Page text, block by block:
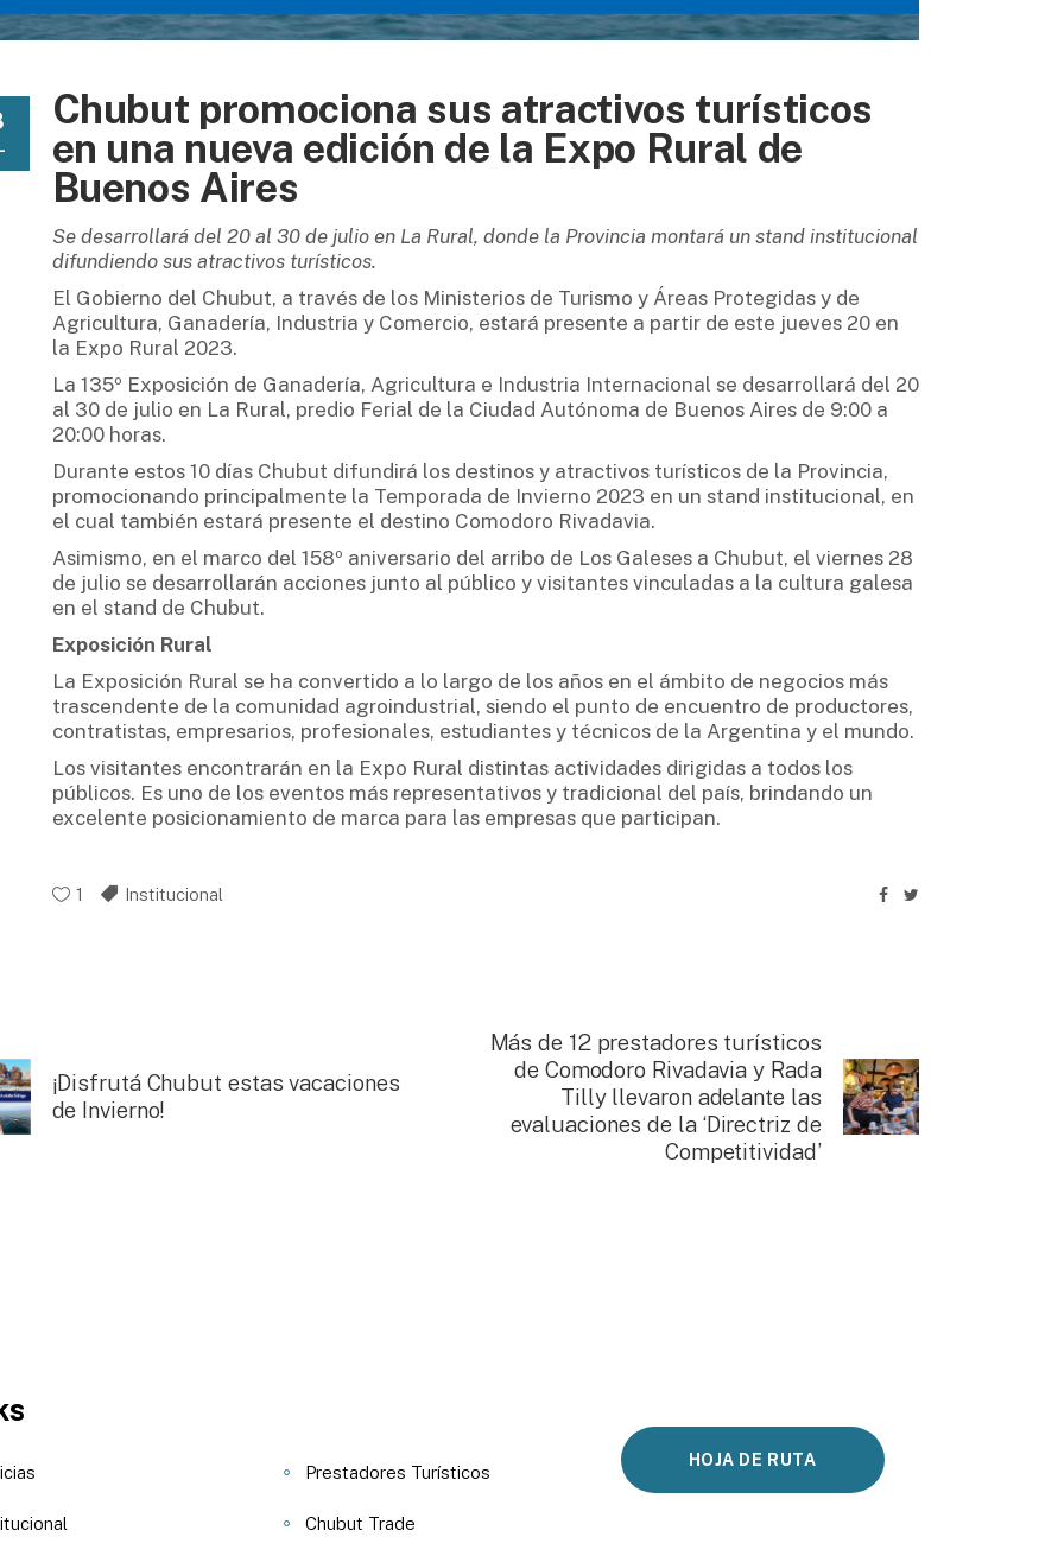
Chubut promociona sus atractivos turísticos
en una nueva edición de la Expo Rural de
Buenos Aires
Se desarrollará del 20 al 30 de julio en La Rural, donde la Provincia montará un stand institucional
difundiendo sus atractivos turísticos.
El Gobierno del Chubut, a través de los Ministerios de Turismo y Áreas Protegidas y de
Agricultura, Ganadería, Industria y Comercio, estará presente a partir de este jueves 20 en
la Expo Rural 2023.
La 135º Exposición de Ganadería, Agricultura e Industria Internacional se desarrollará del 20
al 30 de julio en La Rural, predio Ferial de la Ciudad Autónoma de Buenos Aires de 9:00 a
20:00 horas.
Durante estos 10 días Chubut difundirá los destinos y atractivos turísticos de la Provincia,
promocionando principalmente la Temporada de Invierno 2023 en un stand institucional, en
el cual también estará presente el destino Comodoro Rivadavia.
Asimismo, en el marco del 158º aniversario del arribo de Los Galeses a Chubut, el viernes 28
de julio se desarrollarán acciones junto al público y visitantes vinculadas a la cultura galesa
en el stand de Chubut.
Exposición Rural
La Exposición Rural se ha convertido a lo largo de los años en el ámbito de negocios más
trascendente de la comunidad agroindustrial, siendo el punto de encuentro de productores,
contratistas, empresarios, profesionales, estudiantes y técnicos de la Argentina y el mundo.
Los visitantes encontrarán en la Expo Rural distintas actividades dirigidas a todos los
públicos. Es uno de los eventos más representativos y tradicional del país, brindando un
excelente posicionamiento de marca para las empresas que participan.
1 Institucional
¡Disfrutá Chubut estas vacaciones
de Invierno!
Más de 12 prestadores turísticos
de Comodoro Rivadavia y Rada
Tilly llevaron adelante las
evaluaciones de la ‘Directriz de
Competitividad’
Prestadores Turísticos
Chubut Trade
HOJA DE RUTA